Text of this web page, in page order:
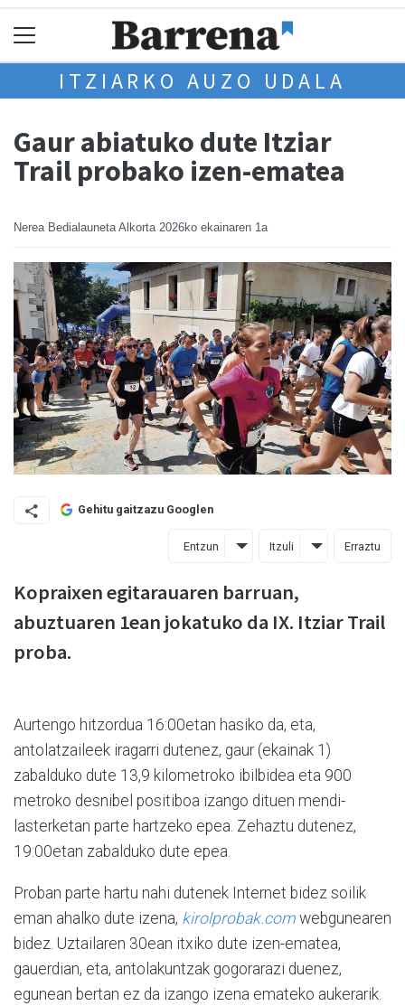
ITZIARKO AUZO UDALA
Gaur abiatuko dute Itziar
Trail probako izen-ematea
Nerea Bedialauneta Alkorta 2026ko ekainaren 1a
Gehitu gaitzazu Googlen
Entzun Itzuli Erraztu
Kopraixen egitarauaren barruan,
abuztuaren 1ean jokatuko da IX. Itziar Trail
proba.
Aurtengo hitzordua 16:00etan hasiko da, eta,
antolatzaileek iragarri dutenez, gaur (ekainak 1)
zabalduko dute 13,9 kilometroko ibilbidea eta 900
metroko desnibel positiboa izango dituen mendi-
lasterketan parte hartzeko epea. Zehaztu dutenez,
19:00etan zabalduko dute epea.
Proban parte hartu nahi dutenek Internet bidez soilik
eman ahalko dute izena, kirolprobak.com webgunearen
bidez. Uztailaren 30ean itxiko dute izen-ematea,
gauerdian, eta, antolakuntzak gogorarazi duenez,
egunean bertan ez da izango izena emateko aukerarik.